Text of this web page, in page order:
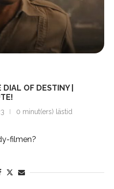
OF DESTINY |
0 minut(ers) lästid
filmen?